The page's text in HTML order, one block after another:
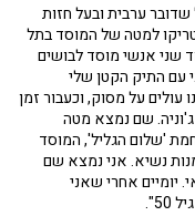
שדובר ערבית ובעל חזות
למטה של המוסד בתל
שני אנשי מוסד לבושים
עם התיק הקטן שלי
על מסוק, וכעבור זמן
בעיירה ג'וניה. שם נמצא מטה
'שלום הגליל', המוסד
נשיא. אני נמצא שם
יומיים אחרי שאני